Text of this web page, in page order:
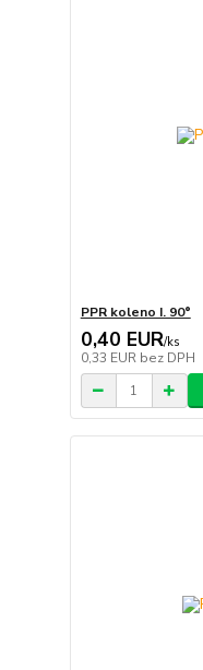
PPR koleno I. 90°
0,40 EUR/ks
0,33 EUR bez DPH